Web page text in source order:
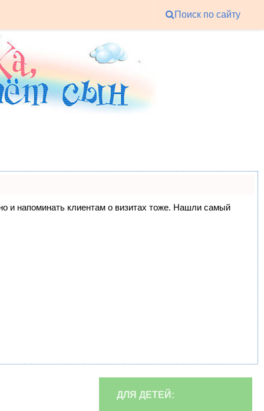
Поиск по сайту
и напоминать клиентам о визитах тоже. Нашли самый
ДЛЯ ДЕТЕЙ: